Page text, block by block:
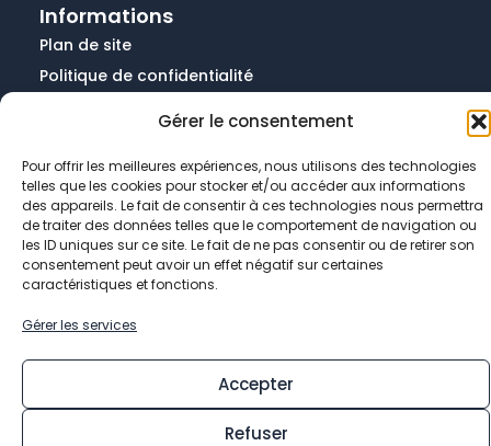
Gérer le consentement
Pour offrir les meilleures expériences, nous utilisons des technologies
telles que les cookies pour stocker et/ou accéder aux informations
des appareils. Le fait de consentir à ces technologies nous permettra
de traiter des données telles que le comportement de navigation ou
les ID uniques sur ce site. Le fait de ne pas consentir ou de retirer son
consentement peut avoir un effet négatif sur certaines
caractéristiques et fonctions.
Gérer les services
Accepter
Refuser
Informations
Plan de site
Politique de confidentialité
Mentions légales
Facebook-
YoutubeLinkedin-
in